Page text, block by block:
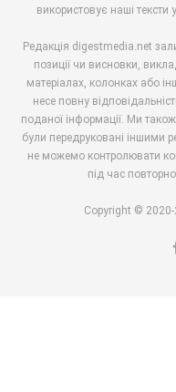
використовує наші тексти
Редакція digestmedia.net
позиції чи висновки,
матеріалах, колонках або
несе повну
поданої інформації. Ми
були передруковані іншими
не можемо контролювати
під час
Copyright ©